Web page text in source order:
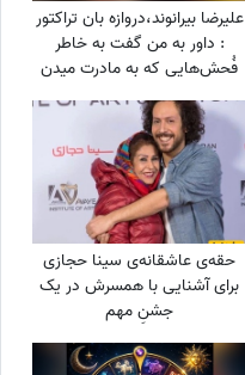
علیرضا بیرانوند،دروازه بان تراکتور
: داور به من گفت به خاطر
فُحش‌هایی که به مادرت میدن
بهت کارت نمیدم!/ ما حواله
ماشین نگرفتیم
حقه‌ی عاشقانه‌ی سینا حجازی
برای آشنایی با همسرش در یک
جشنِ مهم